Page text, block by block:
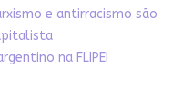
e antirracismo são
na FLIPEI